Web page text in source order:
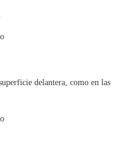
delantera, como en las